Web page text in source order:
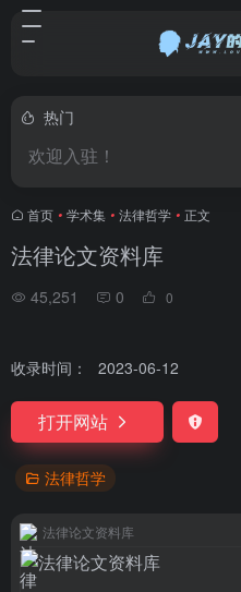
热门
欢迎入驻！
首页 • 学术集 • 法律哲学 • 正文
法律论文资料库
45,251 0 0
收录时间： 2023-06-12
打开网站
法律哲学
法律论文资料库